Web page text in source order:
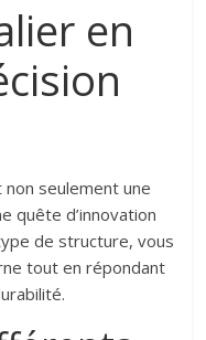
en
non seulement une
quête d’innovation
de structure, vous
tout en répondant